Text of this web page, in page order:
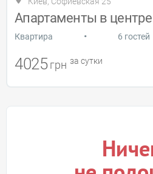
Апартаменты в
Квартира • 6 гостей
4025 грн за сутки